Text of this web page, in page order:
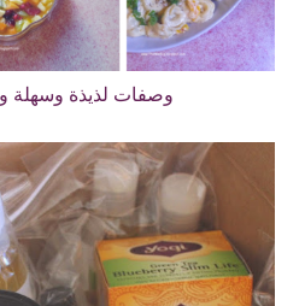
وصفات لذيذة وسهلة